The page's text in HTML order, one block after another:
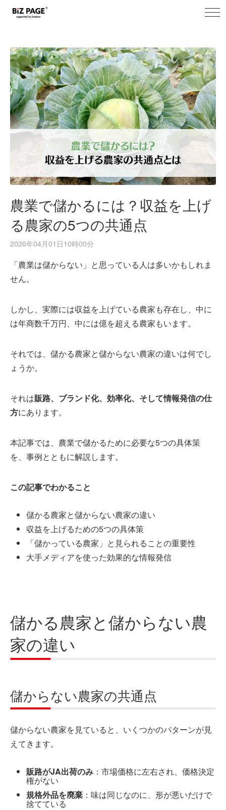
toggle
農業で儲かるには？収益を上げ
る農家の5つの共通点
2026年04月01日10時00分
「農業は儲からない」と思っている人は多いかもしれま
せん。
しかし、実際には収益を上げている農家も存在し、中に
は年商数千万円、中には億を超える農家もいます。
それでは、儲かる農家と儲からない農家の違いは何でし
ょうか。
それは販路、ブランド化、効率化、そして情報発信の仕
方にあります。
本記事では、農業で儲かるために必要な5つの具体策
を、事例とともに解説します。
この記事でわかること
儲かる農家と儲からない農家の違い
収益を上げるための5つの具体策
「儲かっている農家」と見られることの重要性
大手メディアを使った効果的な情報発信
儲かる農家と儲からない農
家の違い
儲からない農家の共通点
儲からない農家を見ていると、いくつかのパターンが見
えてきます。
販路がJA出荷のみ ：市場価格に左右され、価格決定
権がない
規格外品を廃棄 ：味は同じなのに、形が悪いだけで
捨てている